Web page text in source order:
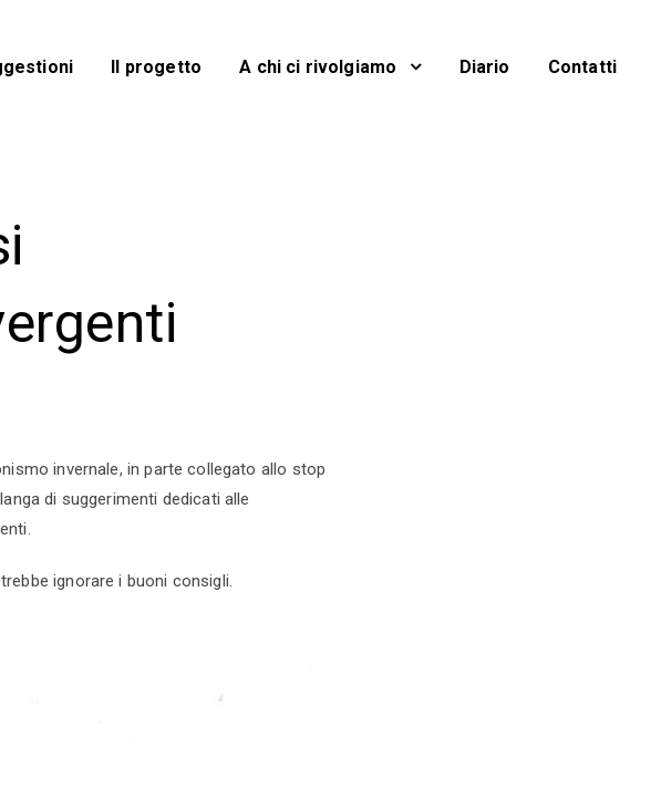
Il progetto A chi ci rivolgiamo Diario Contatti
invernale, in parte collegato allo stop
di suggerimenti dedicati alle
ignorare i buoni consigli.